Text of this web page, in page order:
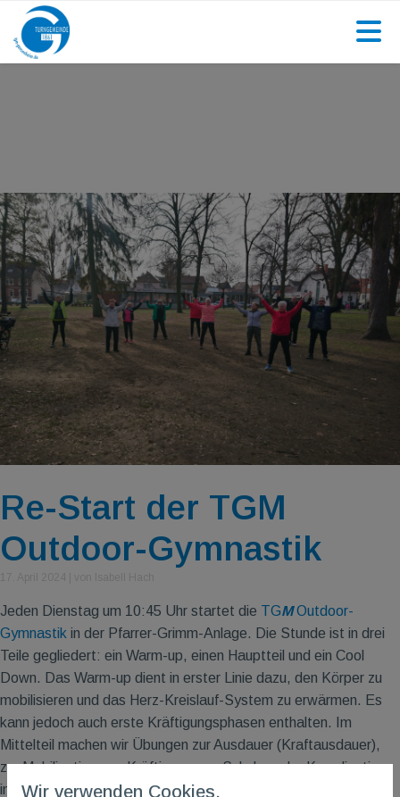
Re-Start der TGM
Outdoor-Gymnastik
Jeden Dienstag um 10:45 Uhr startet die TGMOutdoor-
Gymnastik in der Pfarrer-Grimm-Anlage. Die Stunde ist in drei
Teile gegliedert: ein Warm-up, einen Hauptteil und ein Cool
Down. Das Warm-up dient in erster Linie dazu, den Körper zu
mobilisieren und das Herz-Kreislauf-System zu erwärmen. Es
kann jedoch auch erste Kräftigungsphasen enthalten. Im
Mittelteil machen wir Übungen zur Ausdauer (Kraftausdauer),
zur Mobilisation, zur Kräftigung, zur Schulung der Koordination,
insbesondere des Gleichgewichts, zum Training der
Wir verwenden Cookies.